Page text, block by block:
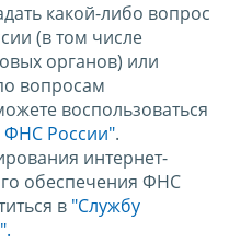
какой-либо вопрос
(в том числе
органов) или
вопросам
воспользоваться
ФНС России".
интернет-
обеспечения ФНС
в "Службу